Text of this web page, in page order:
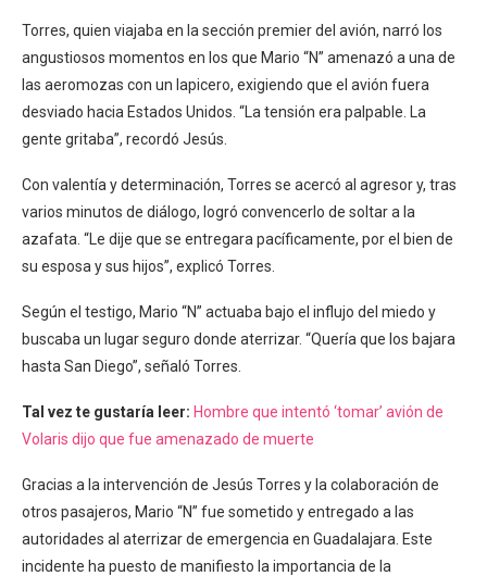
Torres, quien viajaba en la sección premier del avión, narró los
angustiosos momentos en los que Mario “N” amenazó a una de
las aeromozas con un lapicero, exigiendo que el avión fuera
desviado hacia Estados Unidos. “La tensión era palpable. La
gente gritaba”, recordó Jesús.
Con valentía y determinación, Torres se acercó al agresor y, tras
varios minutos de diálogo, logró convencerlo de soltar a la
azafata. “Le dije que se entregara pacíficamente, por el bien de
su esposa y sus hijos”, explicó Torres.
Según el testigo, Mario “N” actuaba bajo el influjo del miedo y
buscaba un lugar seguro donde aterrizar. “Quería que los bajara
hasta San Diego”, señaló Torres.
Tal vez te gustaría leer: Hombre que intentó ‘tomar’ avión de
Volaris dijo que fue amenazado de muerte
Gracias a la intervención de Jesús Torres y la colaboración de
otros pasajeros, Mario “N” fue sometido y entregado a las
autoridades al aterrizar de emergencia en Guadalajara. Este
incidente ha puesto de manifiesto la importancia de la